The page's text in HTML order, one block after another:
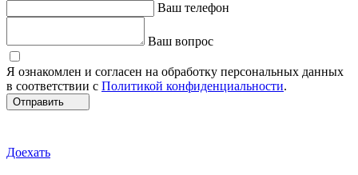
Ваш телефон
Ваш вопрос
Я ознакомлен и согласен на обработку персональных данных
в соответствии с Политикой конфиденциальности.
Отправить
Доехать